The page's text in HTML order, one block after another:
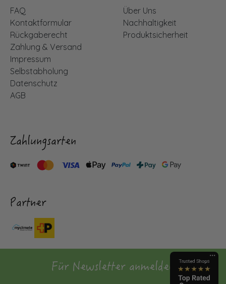
FAQ
Kontaktformular
Rückgaberecht
Zahlung & Versand
Impressum
Selbstabholung
Datenschutz
AGB
Über Uns
Nachhaltigkeit
Produktsicherheit
Zahlungsarten
Partner
Für Newsletter anmelden